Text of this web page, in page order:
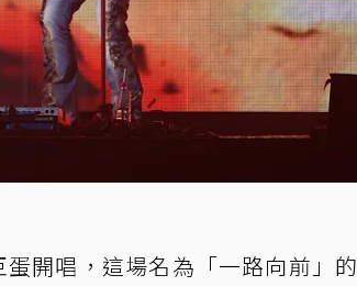
開唱，這場名為「一路向前」的